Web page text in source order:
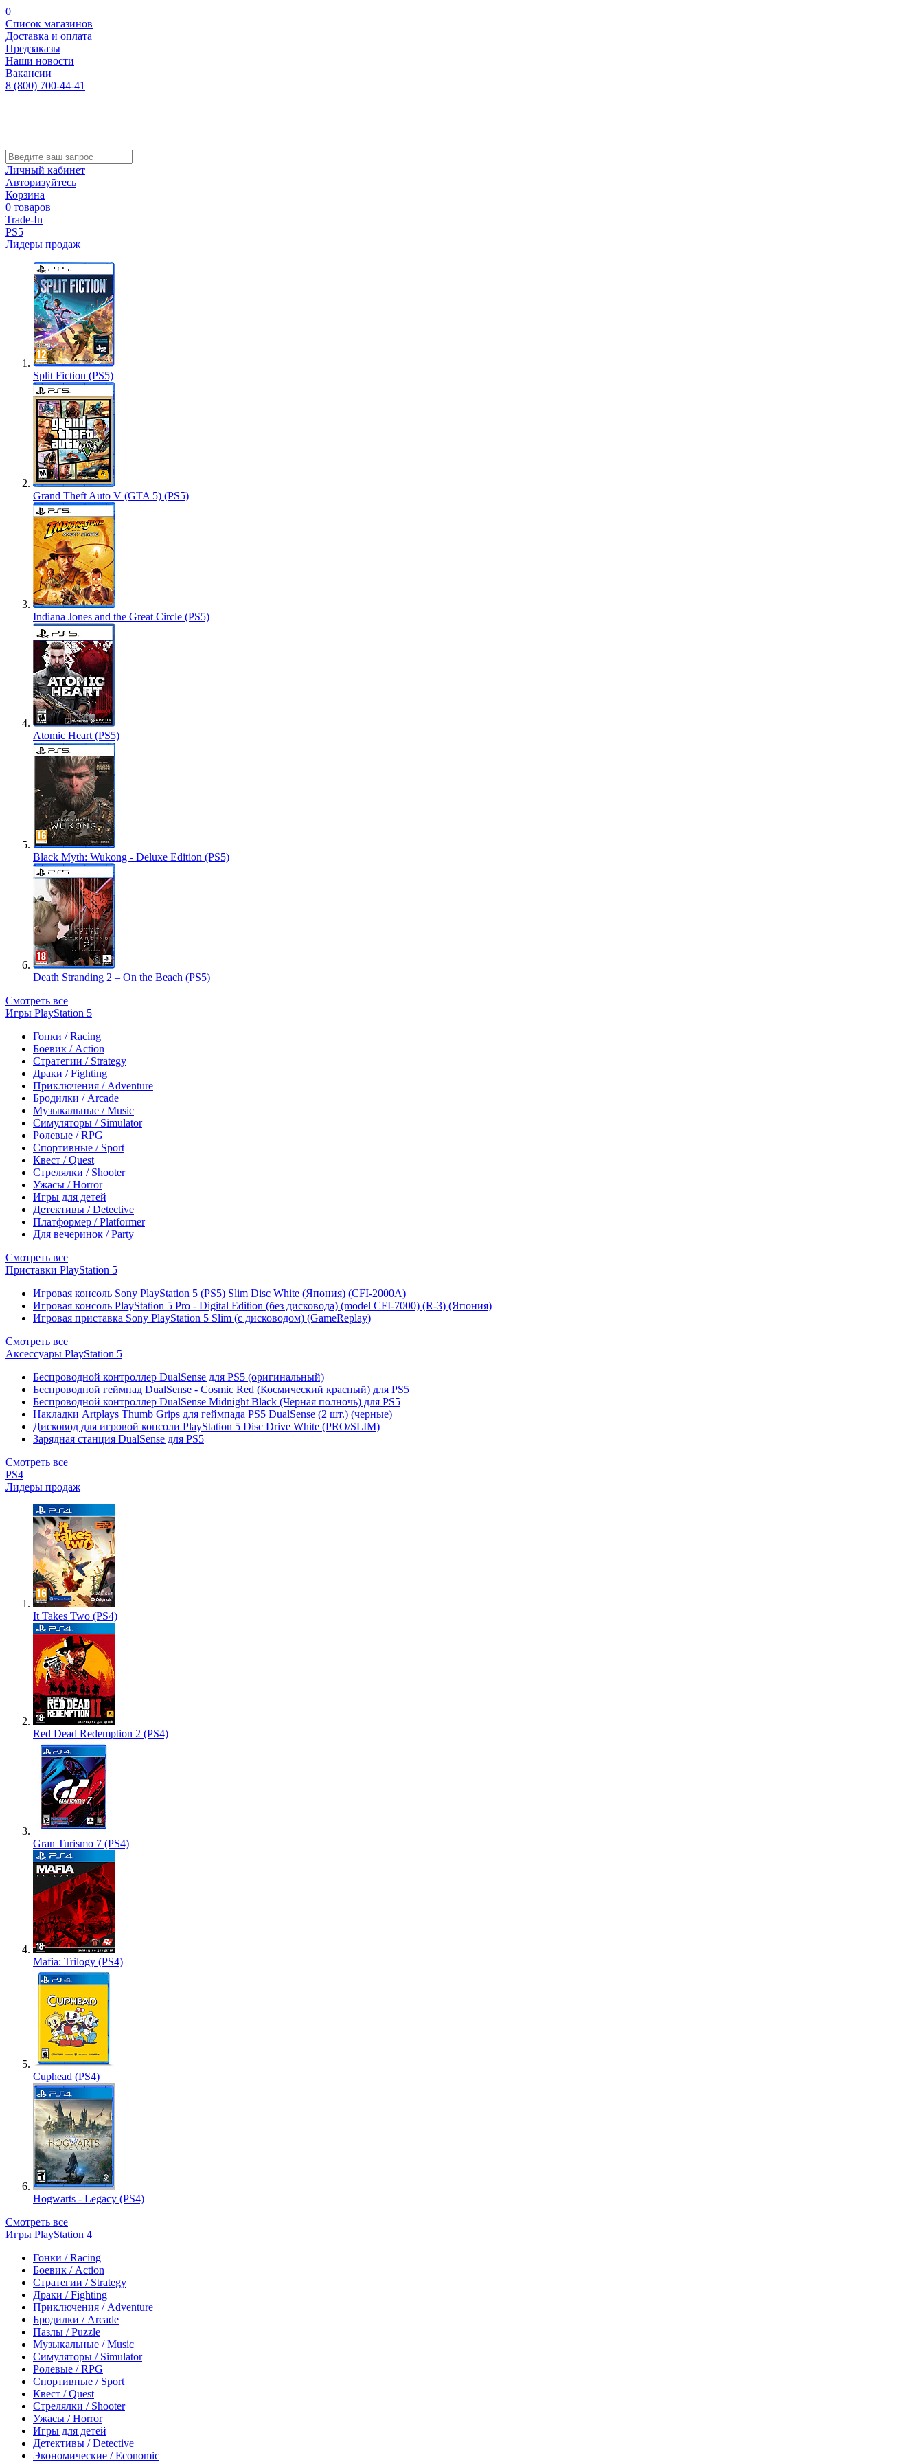
0
Список магазинов
Доставка и оплата
Предзаказы
Наши новости
Вакансии
8 (800) 700-44-41
Личный кабинет
Авторизуйтесь
Корзина
0 товаров
Trade-In
PS5
Лидеры продаж
Split Fiction (PS5)
Grand Theft Auto V (GTA 5) (PS5)
Indiana Jones and the Great Circle (PS5)
Atomic Heart (PS5)
Black Myth: Wukong - Deluxe Edition (PS5)
Death Stranding 2 – On the Beach (PS5)
Смотреть все
Игры PlayStation 5
Гонки / Racing
Боевик / Action
Стратегии / Strategy
Драки / Fighting
Приключения / Adventure
Бродилки / Arcade
Музыкальные / Music
Симуляторы / Simulator
Ролевые / RPG
Спортивные / Sport
Квест / Quest
Стрелялки / Shooter
Ужасы / Horror
Игры для детей
Детективы / Detective
Платформер / Platformer
Для вечеринок / Party
Смотреть все
Приставки PlayStation 5
Игровая консоль Sony PlayStation 5 (PS5) Slim Disc White (Япония) (CFI-2000A)
Игровая консоль PlayStation 5 Pro - Digital Edition (без дисковода) (model CFI-7000) (R-3) (Япония)
Игровая приставка Sony PlayStation 5 Slim (с дисководом) (GameReplay)
Смотреть все
Аксессуары PlayStation 5
Беспроводной контроллер DualSense для PS5 (оригинальный)
Беспроводной геймпад DualSense - Cosmic Red (Космический красный) для PS5
Беспроводной контроллер DualSense Midnight Black (Черная полночь) для PS5
Накладки Artplays Thumb Grips для геймпада PS5 DualSense (2 шт.) (черные)
Дисковод для игровой консоли PlayStation 5 Disc Drive White (PRO/SLIM)
Зарядная станция DualSense для PS5
Смотреть все
PS4
Лидеры продаж
It Takes Two (PS4)
Red Dead Redemption 2 (PS4)
Gran Turismo 7 (PS4)
Mafia: Trilogy (PS4)
Cuphead (PS4)
Hogwarts - Legacy (PS4)
Смотреть все
Игры PlayStation 4
Гонки / Racing
Боевик / Action
Стратегии / Strategy
Драки / Fighting
Приключения / Adventure
Бродилки / Arcade
Пазлы / Puzzle
Музыкальные / Music
Симуляторы / Simulator
Ролевые / RPG
Спортивные / Sport
Квест / Quest
Стрелялки / Shooter
Ужасы / Horror
Игры для детей
Детективы / Detective
Экономические / Economic